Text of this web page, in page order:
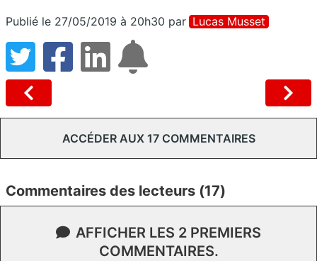
Publié le 27/05/2019 à 20h30 par Lucas Musset
ACCÉDER AUX 17 COMMENTAIRES
Commentaires des lecteurs (17)
AFFICHER LES 2 PREMIERS
COMMENTAIRES.